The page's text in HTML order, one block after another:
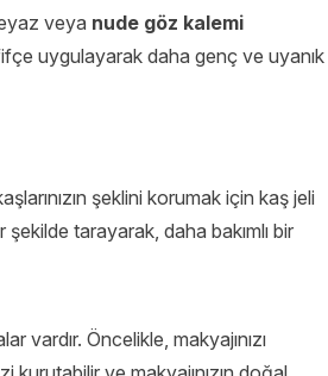
veya nude göz kalemi
uygulayarak daha genç ve uyanık
şeklini korumak için kaş jeli
tarayarak, daha bakımlı bir
vardır. Öncelikle, makyajınızı